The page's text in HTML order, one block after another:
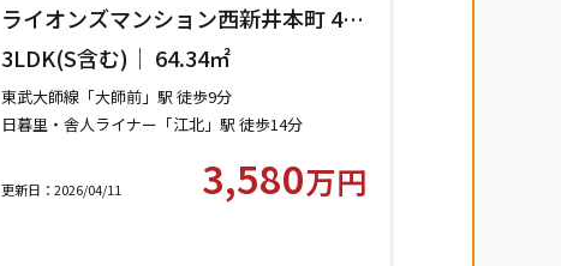
ライオンズマンション西新井本町 405
号室
3LDK(S含む)｜ 64.34㎡
東武大師線「大師前」駅 徒歩9分
日暮里・舎人ライナー「江北」駅 徒歩14分
徒歩18分
更新日：2026/04/11 3,580万円